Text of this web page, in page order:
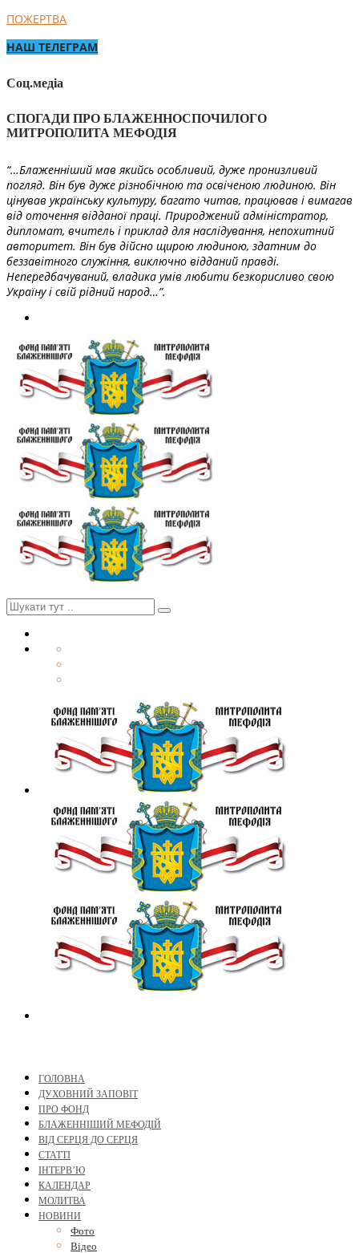
ПОЖЕРТВА
НАШ ТЕЛЕГРАМ
Соц.медіа
СПОГАДИ ПРО БЛАЖЕННОСПОЧИЛОГО
МИТРОПОЛИТА МЕФОДІЯ
“…Блаженніший мав якийсь особливий, дуже пронизливий
погляд. Він був дуже різнобічною та освіченою людиною. Він
цінував українську культуру, багато читав, працював і вимагав
від оточення відданої праці. Природжений адміністратор,
дипломат, вчитель і приклад для наслідування, непохитний
авторитет. Він був дійсно щирою людиною, здатним до
беззавітного служіння, виключно відданий правді.
Непередбачуваний, владика умів любити безкорисливо свою
Україну і свій рідний народ…”.
ГОЛОВНА
ДУХОВНИЙ ЗАПОВІТ
ПРО ФОНД
БЛАЖЕННІШИЙ МЕФОДІЙ
ВІД СЕРЦЯ ДО СЕРЦЯ
СТАТТІ
ІНТЕРВ’Ю
КАЛЕНДАР
МОЛИТВА
НОВИНИ
Фото
Відео